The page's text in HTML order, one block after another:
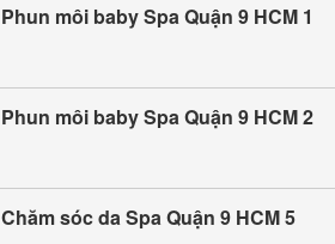
Phun môi baby Spa Quận 9 HCM 1
Phun môi baby Spa Quận 9 HCM 2
Chăm sóc da Spa Quận 9 HCM 5